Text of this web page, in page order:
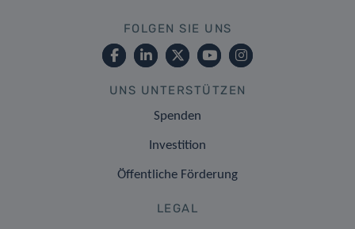
FOLGEN SIE UNS
UNS UNTERSTÜTZEN
Spenden
Investition
Öffentliche Förderung
LEGAL